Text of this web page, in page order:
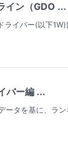
イン（GDO ...
イバー(以下
バー編 ...
ータを基に、ラ